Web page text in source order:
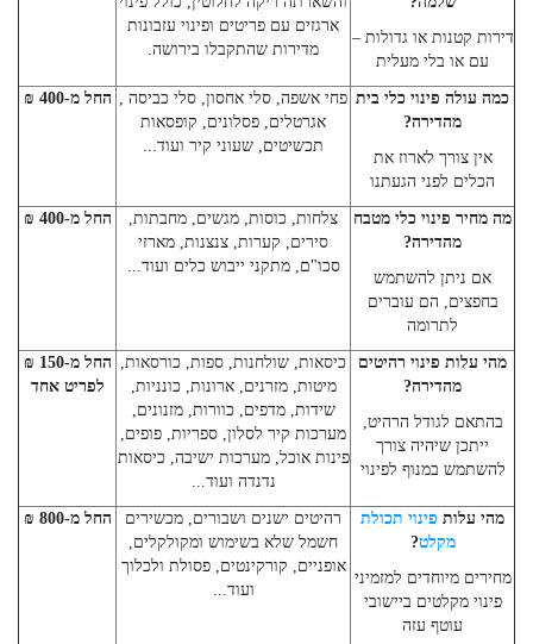
דירות קטנות או גדולות –
עם או בלי מעלית
ארגזים עם פריטים ופינוי עזבונות
מדירות שהתקבלו בירושה.
כמה עולה פינוי כלי בית
מהדירה?
אין צורך לארוז את
הכלים לפני הגעתנו
פחי אשפה, סלי אחסון, סלי כביסה ,
אגרטלים, פסלונים, קופסאות
תכשיטים, שעוני קיר ועוד...
החל מ-400 ₪
מה מחיר פינוי כלי מטבח
מהדירה?
אם ניתן להשתמש
בחפצים, הם עוברים
לתרומה
צלחות, כוסות, מגשים, מחבתות,
סירים, קערות, צנצנות, מארזי
סכו"ם, מתקני ייבוש כלים ועוד...
החל מ-400 ₪
מהי עלות פינוי רהיטים
מהדירה?
בהתאם לגודל הרהיט,
ייתכן שיהיה צורך
להשתמש במנוף לפינוי
כיסאות, שולחנות, ספות, כורסאות,
מיטות, מזרנים, ארונות, כונניות,
שידות, מדפים, כוורות, מזנונים,
מערכות קיר לסלון, ספריות, פופים,
פינות אוכל, מערכות ישיבה, כיסאות
נדנדה ועוד...
החל מ-150 ₪
לפריט אחד
מהי עלות פינוי תכולת
מקלט?
מחירים מיוחדים למזמיני
פינוי מקלטים ביישובי
עוטף עזה
רהיטים ישנים ושבורים, מכשירים
חשמל שלא בשימוש ומקולקלים,
אופניים, קורקינטים, פסולת ולכלוך
ועוד...
החל מ-800 ₪